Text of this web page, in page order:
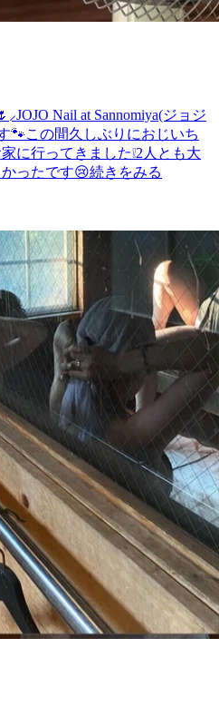
Nail at Sannomiya(ジョジ
🐾この間久しぶりにおじいち
に行ってきました❕2人とも大
ったです😢続きをみる